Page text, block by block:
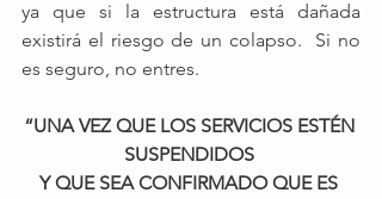
ya que si la estructura está dañada
existirá el riesgo de un colapso.  Si no
es seguro, no entres.
“UNA VEZ QUE LOS SERVICIOS ESTÉN
SUSPENDIDOS
Y QUE SEA CONFIRMADO QUE ES